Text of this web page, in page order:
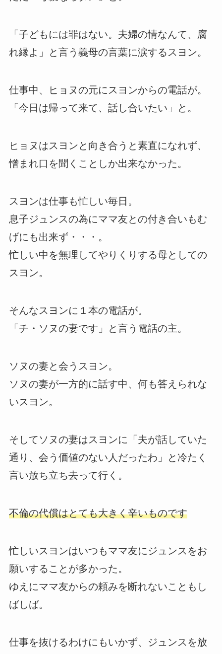
「子どもには罪はない。夫婦の情なんて、腐
れ縁よ」と言う義母の言葉に涙するスヨン。
仕事中、ヒョヌの元にスヨンからの電話が。
「今日は帰って来て、話し合いたい」と。
ヒョヌはスヨンと向き合うと素直になれず、
憎まれ口を聞くことしか出来なかった。
スヨンは仕事も忙しい毎日。
息子ジュンスの為にママ友との付き合いもむ
げにも出来ず・・・。
忙しい中を無理してやりくりする母としての
スヨン。
そんなスヨンに１本の電話が。
「チ・ソヌの妻です」と言う電話の主。
ソヌの妻と会うスヨン。
ソヌの妻が一方的に話す中、何も答えられな
いスヨン。
そしてソヌの妻はスヨンに「夫が話していた
通り、会う価値のない人だったわ」と冷たく
言い放ち立ち去って行く。
不倫の代償はとても大きく辛いものです
忙しいスヨンはいつもママ友にジュンスをお
願いすることが多かった。
ゆえにママ友からの頼みを断れないこともし
ばしば。
仕事を抜けるわけにもいかず、ジュンスを放